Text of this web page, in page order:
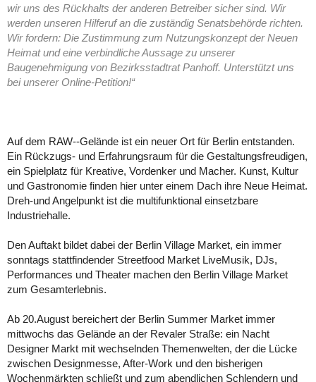
wir uns des Rückhalts der anderen Betreiber sicher sind. Wir
werden unseren Hilferuf an die zuständig Senatsbehörde richten.
Wir fordern: Die Zustimmung zum Nutzungskonzept der Neuen
Heimat und eine verbindliche Aussage zu unserer
Baugenehmigung von Bezirksstadtrat Panhoff. Unterstützt uns
bei unserer Online-Petition!“
Auf dem RAW-­‐Gelände ist ein neuer Ort für Berlin entstanden.
Ein Rückzugs-­ und Erfahrungsraum für die Gestaltungsfreudigen,
ein Spielplatz für Kreative, Vordenker und Macher. Kunst, Kultur
und Gastronomie finden hier unter einem Dach ihre Neue Heimat.
Dreh-­und Angelpunkt ist die multifunktional einsetzbare
Industriehalle.
Den Auftakt bildet dabei der Berlin Village Market, ein immer
sonntags stattfindender Streetfood Market LiveMusik, DJs,
Performances und Theater machen den Berlin Village Market
zum Gesamterlebnis.
Ab 20.August bereichert der Berlin Summer Market immer
mittwochs das Gelände an der Revaler Straße: ein Nacht
Designer Markt mit wechselnden Themenwelten, der die Lücke
zwischen Designmesse, After-Work und den bisherigen
Wochenmärkten schließt und zum abendlichen Schlendern und